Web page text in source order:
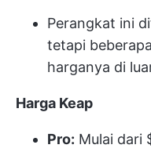
Perangkat ini
tetapi
harganya di
Harga Keap
Pro: Mulai dari